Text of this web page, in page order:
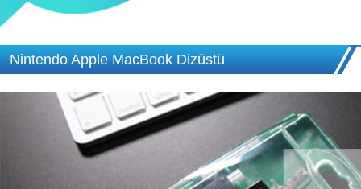
Nintendo Apple MacBook Dizüstü